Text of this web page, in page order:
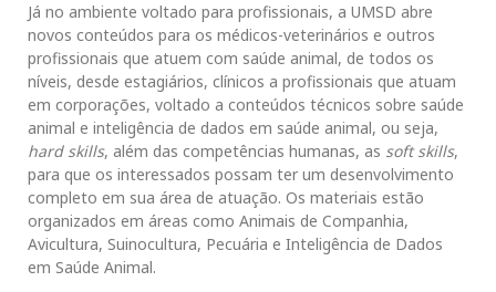
Já no ambiente voltado para profissionais, a UMSD abre
novos conteúdos para os médicos-veterinários e outros
profissionais que atuem com saúde animal, de todos os
níveis, desde estagiários, clínicos a profissionais que atuam
em corporações, voltado a conteúdos técnicos sobre saúde
animal e inteligência de dados em saúde animal, ou seja,
hard skills, além das competências humanas, as soft skills,
para que os interessados possam ter um desenvolvimento
completo em sua área de atuação. Os materiais estão
organizados em áreas como Animais de Companhia,
Avicultura, Suinocultura, Pecuária e Inteligência de Dados
em Saúde Animal.